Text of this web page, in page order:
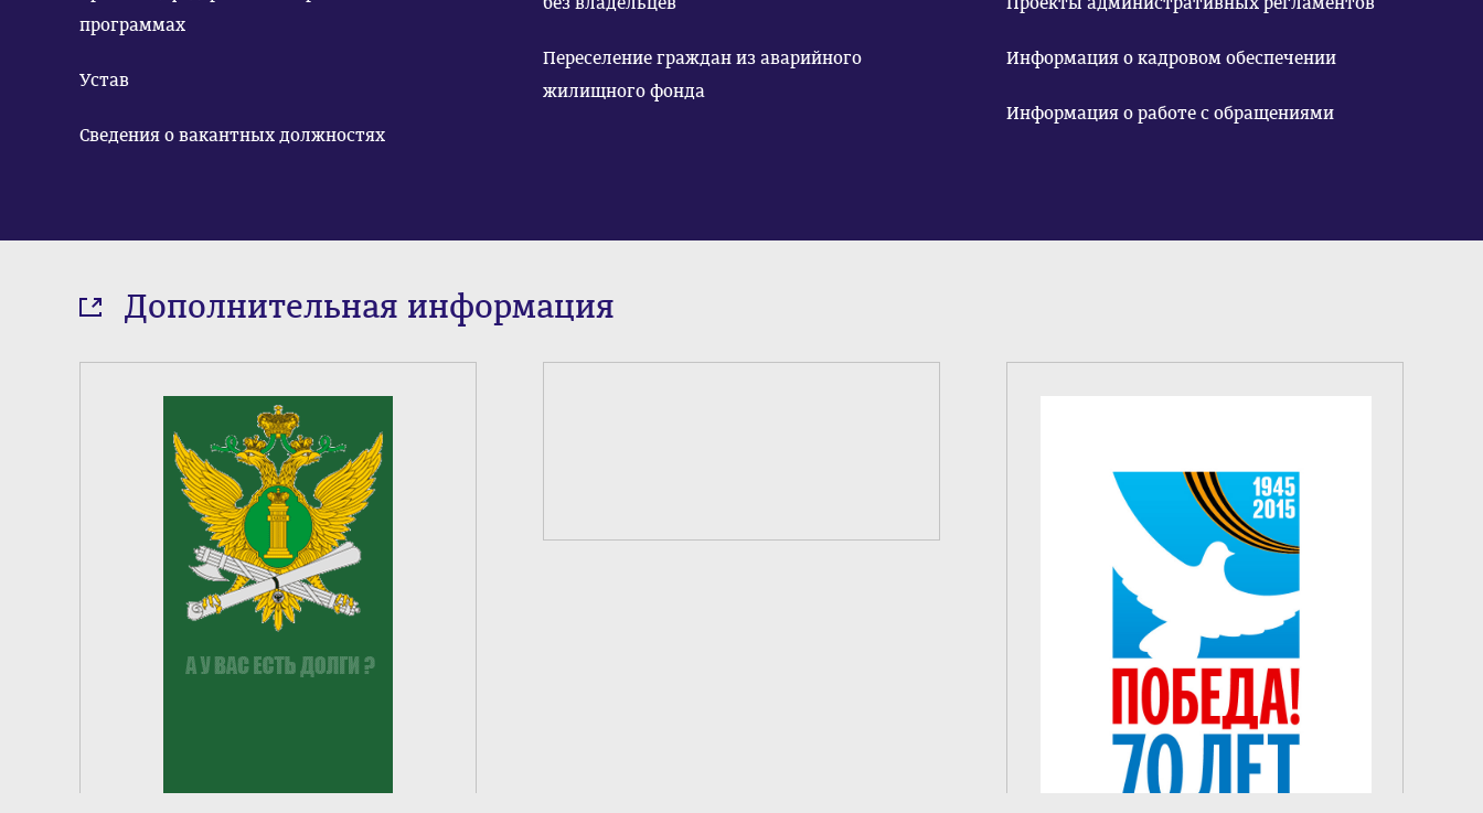
программах
Устав
Сведения о вакантных должностях
Переселение граждан из аварийного
жилищного фонда
Информация о кадровом обеспечении
Информация о работе с обращениями
Дополнительная информация